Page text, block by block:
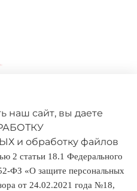
наш сайт, вы даете
и обработку файлов
2 статьи 18.1 Федерального
ФЗ «О защите персональных
от 24.02.2021 года №18,